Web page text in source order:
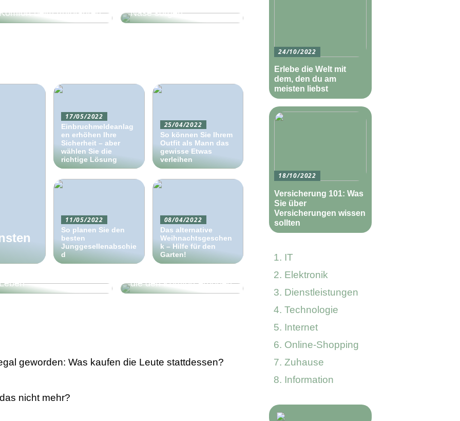
beim Autofahren
Nase sorgen
17/05/2022
Einbruchmeldeanlag
en erhöhen Ihre
Sicherheit – aber
wählen Sie die
richtige Lösung
11/05/2022
So planen Sie den
besten
Junggesellenabschie
d
25/04/2022
So können Sie Ihrem
Outfit als Mann das
gewisse Etwas
verleihen
08/04/2022
Das alternative
Weihnachtsgeschen
k – Hilfe für den
Garten!
die den Komfort erhöhen
geworden: Was kaufen die Leute stattdessen?
nicht mehr?
24/10/2022
Erlebe die Welt mit
dem, den du am
meisten liebst
18/10/2022
Versicherung 101: Was
Sie über
Versicherungen wissen
sollten
IT
Elektronik
Dienstleistungen
Technologie
Internet
Online-Shopping
Zuhause
Information